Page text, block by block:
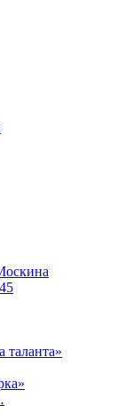
таланта»